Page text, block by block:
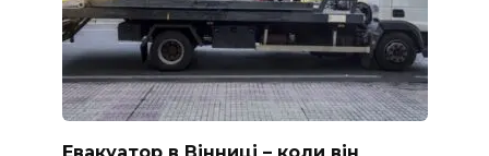
Евакуатор в Вінниці – коли він